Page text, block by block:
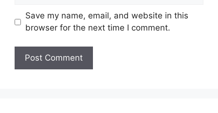
Save my name, email, and website in this
browser for the next time I comment.